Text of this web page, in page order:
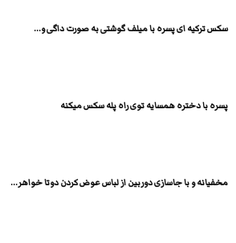
سکس ترکیه ای پسره با میلف گوشتی به صورت داگی و...
پسره با دختره همسایه توی راه پله سکس میکنه
مخفیانه و با جاسازی دوربین از لباس عوض کردن دوتا خواهر...